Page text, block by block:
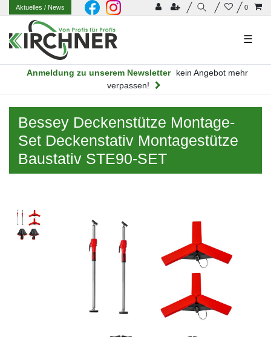
0
Aktuelles/ News
☰
Anmeldung zu unserem Newsletter
kein Angebot mehr
verpassen!
Bessey Deckenstütze Montage-
Set Deckenstativ Montagestütze
Baustativ STE90-SET